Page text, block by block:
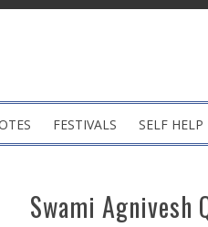
FESTIVALS SELF HELP
Swami Agnivesh